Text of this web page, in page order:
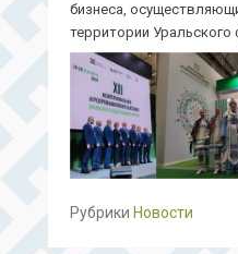
бизнеса,
территории Уральского
Рубрики Новости